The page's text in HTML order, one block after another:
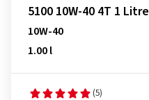
5100 10W-40 4T 1 Litre
10W-40
1.00 l
(5)